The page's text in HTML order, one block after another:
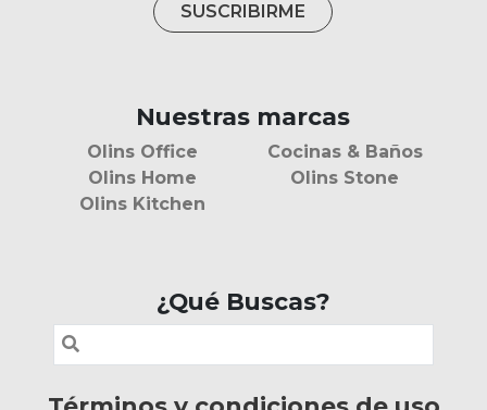
Nuestras marcas
Olins Office
Olins Home
Olins Kitchen
Cocinas & Baños
Olins Stone
¿Qué Buscas?